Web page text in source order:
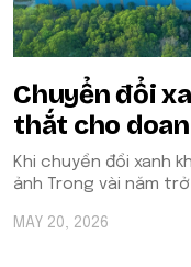
Chuyển đổi
thắt cho
Khi chuyển đổi xanh
ảnh Trong vài năm
MAY 20, 2026